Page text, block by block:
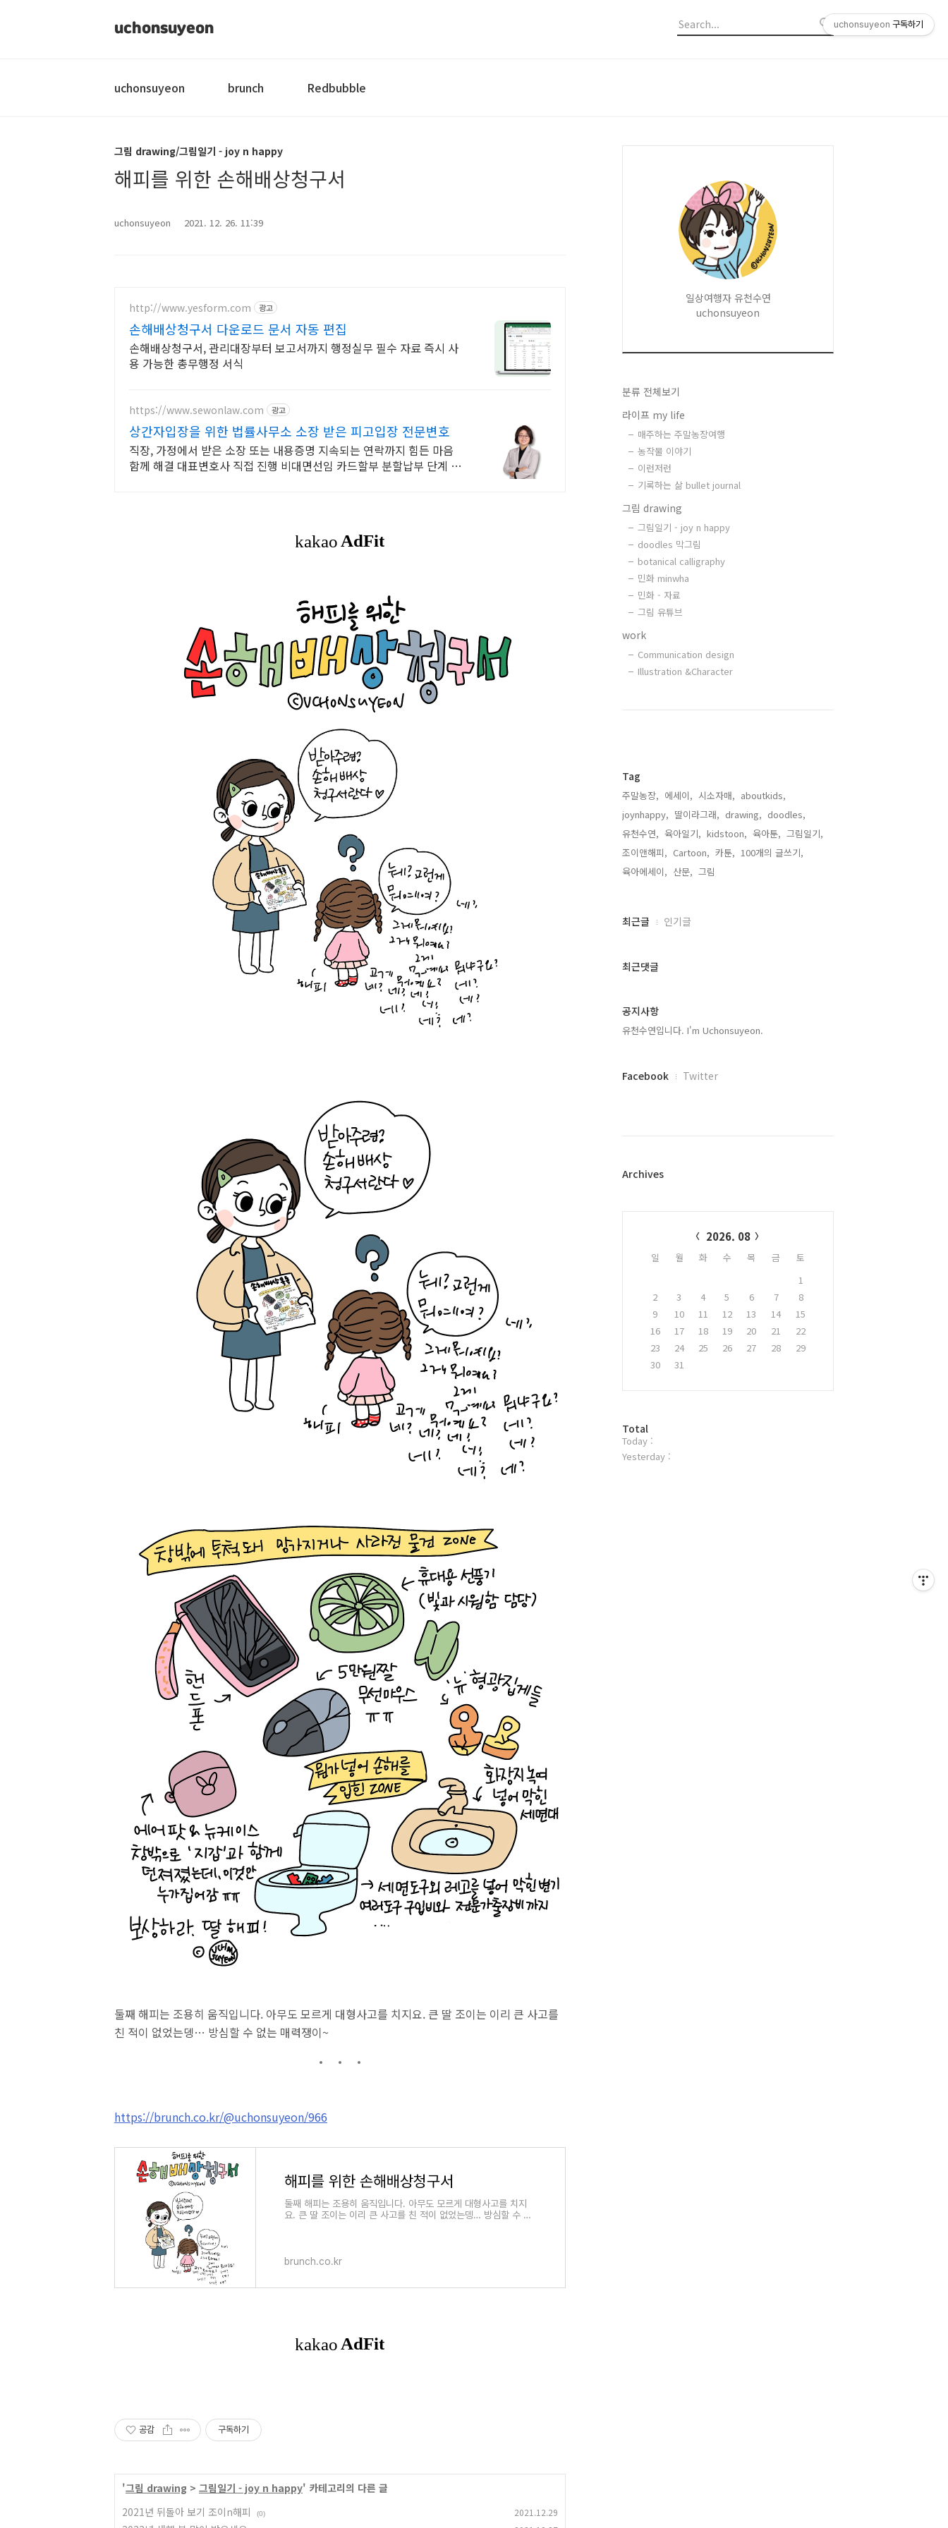
uchonsuyeon
uchonsuyeon brunch Redbubble
그림 drawing/그림일기 - joy n happy
해피를 위한 손해배상청구서
uchonsuyeon 2021. 12. 26. 11:39
http://www.yesform.com 광고
손해배상청구서 다운로드 문서 자동 편집
손해배상청구서, 관리대장부터 보고서까지 행정실무 필수 자료 즉시 사
용 가능한 총무행정 서식
https://www.sewonlaw.com 광고
상간자입장을 위한 법률사무소 소장 받은 피고입장 전문변호
직장, 가정에서 받은 소장 또는 내용증명 지속되는 연락까지 힘든 마음
함께 해결 대표변호사 직접 진행 비대면선임 카드할부 분할납부 단계 별
둘째 해피는 조용히 움직입니다. 아무도 모르게 대형사고를 치지요. 큰 딸 조이는 이리 큰 사고를
친 적이 없었는뎅… 방심할 수 없는 매력쟁이~
https://brunch.co.kr/@uchonsuyeon/966
해피를 위한 손해배상청구서
둘째 해피는 조용히 움직입니다. 아무도 모르게 대형사고를 치지
요. 큰 딸 조이는 이리 큰 사고를 친 적이 없었는뎅… 방심할 수 없
brunch.co.kr
공감 구독하기
'그림 drawing > 그림일기 - joy n happy' 카테고리의 다른 글
2021년 뒤돌아 보기 조이n해피
(0) 2021.12.29
일상여행자 유천수연
uchonsuyeon
분류 전체보기
라이프 my life
매주하는 주말농장여행
농작물 이야기
이런저런
기록하는 삶 bullet journal
그림 drawing
그림일기 - joy n happy
doodles 막그림
botanical calligraphy
민화 minwha
민화 - 자료
그림 유튜브
work
Communication design
Illustration &Character
Tag
주말농장, 에세이, 시소자매, aboutkids,
joynhappy, 딸이라그래, drawing, doodles,
유천수연, 육아일기, kidstoon, 육아툰, 그림일기,
조이앤해피, Cartoon, 카툰, 100개의 글쓰기,
육아에세이, 산문, 그림,
최
과
글
최근글 인기글
최근댓글
공지사항
유천수연입니다. I'm Uchonsuyeon.
페
플
Facebook Twitter
Archives
2026. 08
일 월 화 수 목 금
토
1
2
3 4 5 6 7
8
9
10 11 12 13 14
15
16
17 18 19 20 21
22
23
24 25 26 27 28
29
30
31
방
문
자
Total
Today :
Yesterday :
uchonsuyeon 구독하기